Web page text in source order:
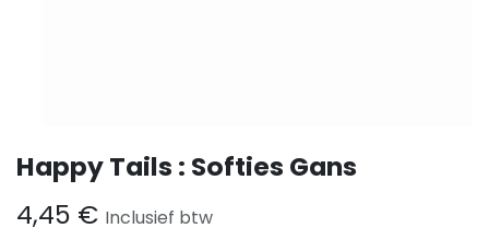
Happy Tails : Softies Gans
4,45 € Inclusief btw